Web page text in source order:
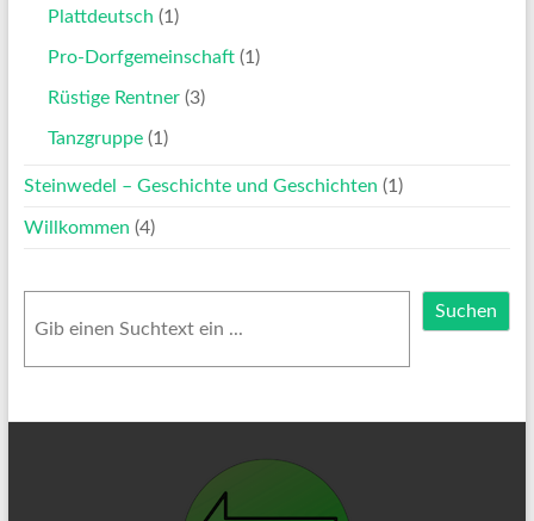
Plattdeutsch (1)
Pro-Dorfgemeinschaft(1)
Rüstige Rentner(3)
Tanzgruppe(1)
Steinwedel – Geschichte und Geschichten (1)
Willkommen (4)
Suchen